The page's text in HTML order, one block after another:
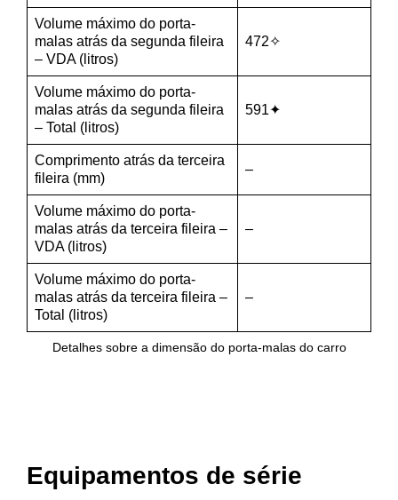
Volume máximo do porta-
malas atrás da segunda fileira
– VDA (litros)
472✧
Volume máximo do porta-
malas atrás da segunda fileira
– Total (litros)
591✦
Comprimento atrás da terceira
fileira (mm)
–
Volume máximo do porta-
malas atrás da terceira fileira –
VDA (litros)
–
Volume máximo do porta-
malas atrás da terceira fileira –
Total (litros)
–
Detalhes sobre a dimensão do porta-malas do carro
Equipamentos de série